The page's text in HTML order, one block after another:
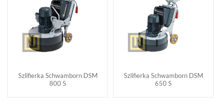
Szlifierka Schwamborn DSM
800 S
Szlifierka Schwamborn DSM
650 S